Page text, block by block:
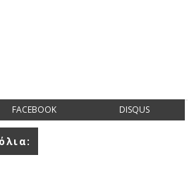
FACEBOOK DISQUS